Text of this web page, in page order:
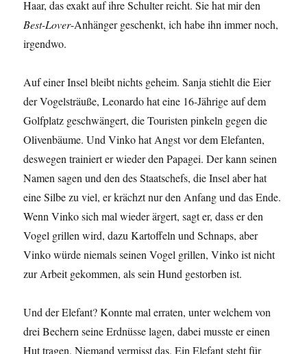
Haar, das exakt auf ihre Schulter reicht. Sie hat mir den
Best-Lover-Anhänger geschenkt, ich habe ihn immer noch,
irgendwo.
Auf einer Insel bleibt nichts geheim. Sanja stiehlt die Eier
der Vogelsträuße, Leonardo hat eine 16-Jährige auf dem
Golfplatz geschwängert, die Touristen pinkeln gegen die
Olivenbäume. Und Vinko hat Angst vor dem Elefanten,
deswegen trainiert er wieder den Papagei. Der kann seinen
Namen sagen und den des Staatschefs, die Insel aber hat
eine Silbe zu viel, er krächzt nur den Anfang und das Ende.
Wenn Vinko sich mal wieder ärgert, sagt er, dass er den
Vogel grillen wird, dazu Kartoffeln und Schnaps, aber
Vinko würde niemals seinen Vogel grillen, Vinko ist nicht
zur Arbeit gekommen, als sein Hund gestorben ist.
Und der Elefant? Konnte mal erraten, unter welchem von
drei Bechern seine Erdnüsse lagen, dabei musste er einen
Hut tragen. Niemand vermisst das. Ein Elefant steht für